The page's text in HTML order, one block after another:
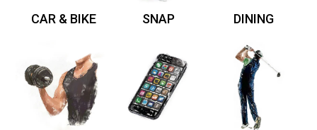
CAR & BIKE SNAP DINING